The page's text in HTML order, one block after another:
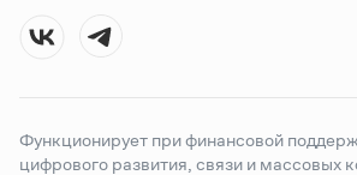
Функционирует при финансовой
цифрового развития, связи и массовых